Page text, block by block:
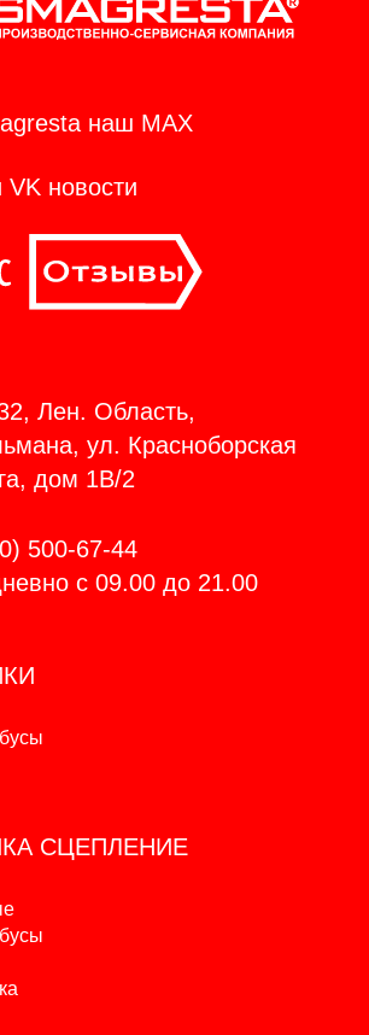
наш MAX
VK новости
Лен. Область,
ул. Красноборская
дом 1В/2
500-67-44
с 09.00 до 21.00
СЦЕПЛЕНИЕ